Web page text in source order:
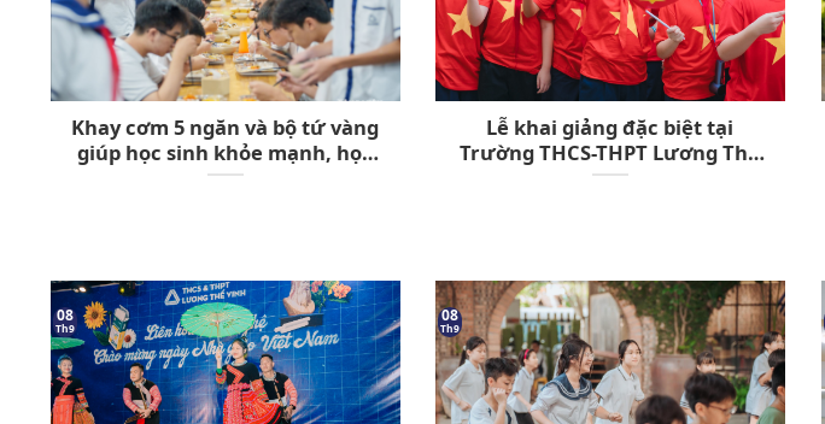
Khay cơm 5 ngăn và bộ tứ vàng
giúp học sinh khỏe mạnh, học
tập bền bỉ
Lễ khai giảng đặc biệt tại
Trường THCS-THPT Lương Thế
Vinh với chủ đề “Kiến tạo trường
08
Th9
08
Th9